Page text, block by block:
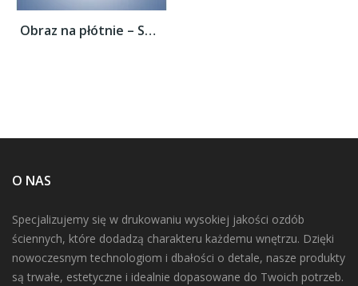
Obraz na płótnie – Sen pandy na drzewie –...
O NAS
Specjalizujemy się w drukowaniu wysokiej jakości ozdób
ściennych, które dodadzą charakteru każdemu wnętrzu. Dzięki
nowoczesnym technologiom i dbałości o detale, nasze produkty
są trwałe, estetyczne i idealnie dopasowane do Twoich potrzeb.